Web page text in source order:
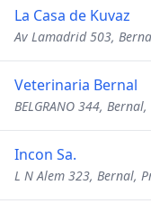
La Casa de Kuvaz
Av Lamadrid 503,
Veterinaria Bernal
BELGRANO 344,
Incon Sa.
L N Alem 323, Bernal,